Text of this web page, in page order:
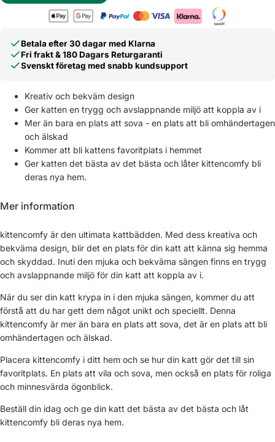
Betala efter 30 dagar med Klarna
Fri frakt & 180 Dagars Returgaranti
Svenskt företag med snabb kundsupport
Kreativ och bekväm design
Ger katten en trygg och avslappnande miljö att koppla av i
Mer än bara en plats att sova - en plats att bli omhändertagen
och älskad
Kommer att bli kattens favoritplats i hemmet
Ger katten det bästa av det bästa och låter kittencomfy bli
deras nya hem.
Mer information
kittencomfy är den ultimata kattbädden. Med dess kreativa och
bekväma design, blir det en plats för din katt att känna sig hemma
och skyddad. Inuti den mjuka och bekväma sängen finns en trygg
och avslappnande miljö för din katt att koppla av i.
När du ser din katt krypa in i den mjuka sängen, kommer du att
förstå att du har gett dem något unikt och speciellt. Denna
kittencomfy är mer än bara en plats att sova, det är en plats att bli
omhändertagen och älskad.
Placera kittencomfy i ditt hem och se hur din katt gör det till sin
favoritplats. En plats att vila och sova, men också en plats för roliga
och minnesvärda ögonblick.
Beställ din idag och ge din katt det bästa av det bästa och låt
kittencomfy bli deras nya hem.